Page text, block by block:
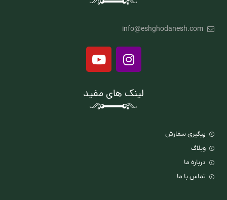
info@eshghodanesh.com
لینک های مفید
پیگیری سفارش
وبلاگ
درباره ما
تماس با ما